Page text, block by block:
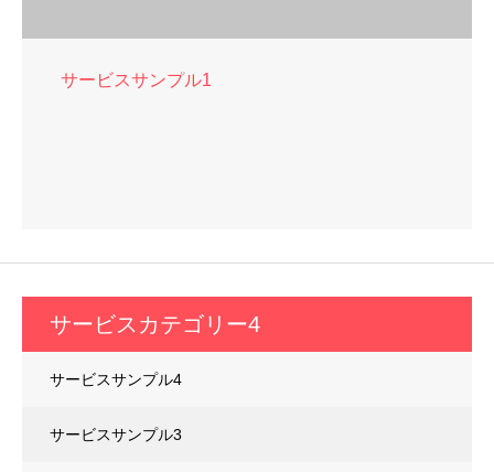
サービスサンプル1
サービスカテゴリー4
サービスサンプル4
サービスサンプル3